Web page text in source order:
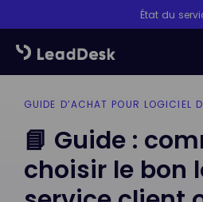
État du
GUIDE D’ACHAT POUR LOGICIEL
📘 Guide :
choisir le bon